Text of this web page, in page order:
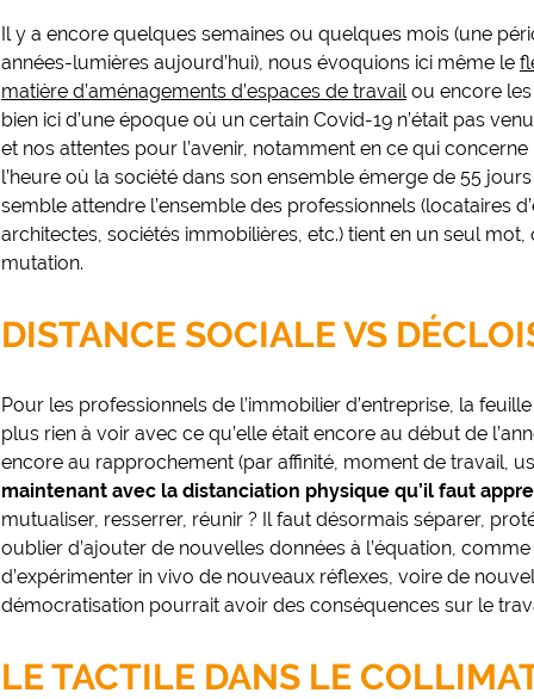
Il y a encore quelques semaines ou quelques mois (une
années-lumières aujourd’hui), nous évoquions ici même le
matière d’aménagements d’espaces de travail ou encore
bien ici d’une époque où un certain Covid-19 n’était pas
et nos attentes pour l’avenir, notamment en ce qui
l’heure où la société dans son ensemble émerge de 55
semble attendre l’ensemble des professionnels (locataires
architectes, sociétés immobilières, etc.) tient en un seul
mutation.
DISTANCE SOCIALE VS
Pour les professionnels de l’immobilier d’entreprise, la
plus rien à voir avec ce qu’elle était encore au début de
encore au rapprochement (par affinité, moment de travail,
maintenant avec la distanciation physique qu’il faut
mutualiser, resserrer, réunir ? Il faut désormais séparer,
oublier d’ajouter de nouvelles données à l’équation, comme
d’expérimenter in vivo de nouveaux réflexes, voire de
démocratisation pourrait avoir des conséquences sur le
LE TACTILE DANS LE